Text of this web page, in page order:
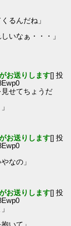
るんだね」
いなぁ・・・」
お送りします[] 投
せてちょうだ
お送りします[] 投
なの」
お送りします[] 投